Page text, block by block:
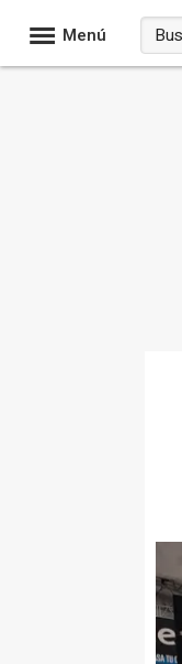
Menú